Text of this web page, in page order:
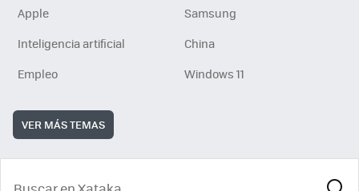
Apple
Samsung
Inteligencia artificial
China
Empleo
Windows 11
VER MÁS TEMAS